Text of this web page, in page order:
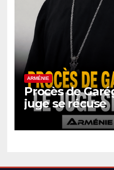
ARMÉNIE
Procès de
juge se récuse